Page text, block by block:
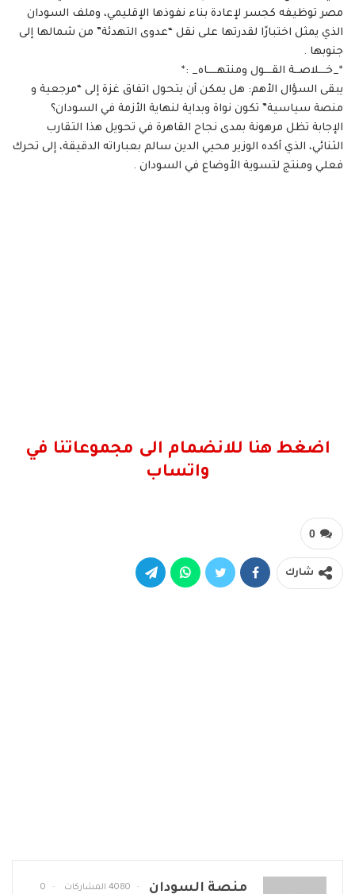
مصر توظيفه كجسر لإعادة بناء نفوذها الإقليمي، وملف السودان
الذي يمثل اختبارًا لقدرتها على نقل “عدوى التهدئة” من شمالها إلى
جنوبها .
*_خـــلاصــة القـــول ومنتهــــاه_ :*
يبقى السؤال الأهم: هل يمكن أن يتحول اتفاق غزة إلى “مرجعية و
منصة سياسية” تكون نواة وبداية لنهاية الأزمة في السودان؟
الإجابة تظل مرهونة بمدى نجاح القاهرة في تحويل هذا التقارب
الثنائي، الذي أكده الوزير محيي الدين سالم بعباراته الدقيقة، إلى تحرك
فعلي ومنتج لتسوية الأوضاع في السودان .
اضغط هنا للانضمام الى مجموعاتنا في
واتساب
0
شارك
منصة السودان 4080 المشاركات 0